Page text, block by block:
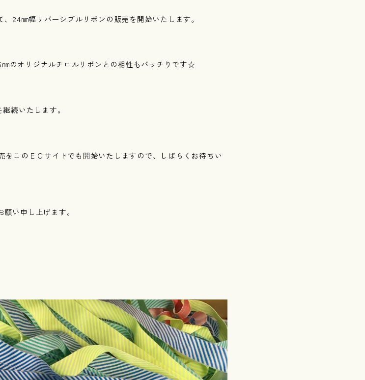
24㎜幅リバーシブルリボンの販売を開始いたします。
のオリジナルチロルリボンとの相性もバッチりです☆
続いたします。
このＥＣサイトでも開始いたしますので、しばらくお待ちい
い申し上げます。